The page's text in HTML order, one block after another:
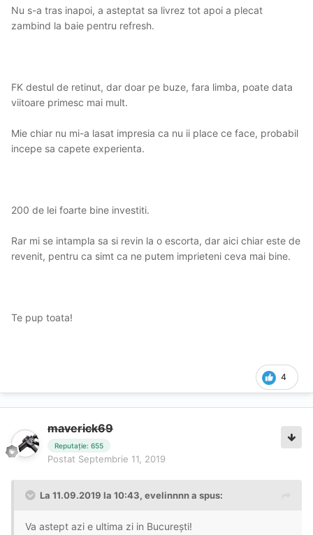
Nu s-a tras inapoi, a asteptat sa livrez tot apoi a plecat
zambind la baie pentru refresh.
FK destul de retinut, dar doar pe buze, fara limba, poate data
viitoare primesc mai mult.
Mie chiar nu mi-a lasat impresia ca nu ii place ce face, probabil
incepe sa capete experienta.
200 de lei foarte bine investiti.
Rar mi se intampla sa si revin la o escorta, dar aici chiar este de
revenit, pentru ca simt ca ne putem imprieteni ceva mai bine.
Te pup toata!
4
maverick69
Reputație: 655
Postat Septembrie 11, 2019
La 11.09.2019 la 10:43, evelinnnn a spus:
Va astept azi e ultima zi in București!